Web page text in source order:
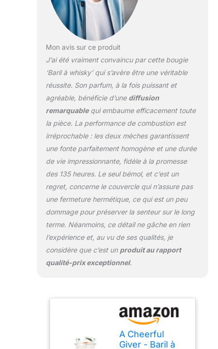
maison de ferme :
nos bougies
durables sont
fabriquées aux
États-Unis et créent
expérience unique.
Créez votre
environnement
festif et magique
ajoutez une touche
fantaisiste à votre
salon, cuisine ou
terrasse. Bougie
d'aromathérapie :
ces bougies
réconfortantes à
combustion longue
durée sont
fabriquées avec
une double mèche
pour augmenter la
durée de
combustion et
bougie brûle
proprement,
garantissant des
heures de parfum
Mon avis sur ce produit
J’ai été vraiment convaincu par cette bougie
‘Baril à whisky’ qui s’avère être une véritable
réussite. Son parfum, à la fois puissant et
agréable, bénéficie d’une diffusion
remarquablequi embaume efficacement toute
la pièce. La performance de combustion est
irréprochable : les deux mèches garantissent
une fonte parfaitement homogène et une durée
de vie impressionnante, fidèle à la promesse
des 135 heures. Le seul bémol, et c’est un
regret, concerne le couvercle qui n’assure pas
une fermeture hermétique, ce qui est un peu
dommage pour préserver la senteur sur le long
terme. Néanmoins, ce détail ne gâche en rien
l’expérience et, au vu de ses qualités, je
considère que c’est un produit au rapport
qualité-prix exceptionnel.
A Cheerful
Giver - Baril à